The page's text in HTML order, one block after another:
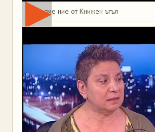
Това сме ние от Книжен ъгъл